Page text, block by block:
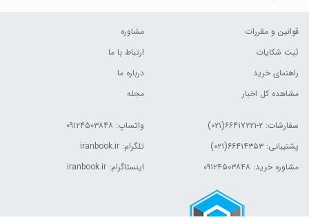
قوانین و مقررات
ثبت شکایات
راهنمای خرید
مشاهده کل اخبار
مشاوره
ارتباط با ما
درباره ما
مجله
سفارشات: ۲-۶۶۴۱۷۲۲۱(۰۲۱)
پشتیبانی: ۶۶۴۱۴۳۵۳(۰۲۱)
مشاوره خرید: ۰۹۱۲۴۵۰۳۸۴۸
واتساپ: ۰۹۱۲۴۵۰۳۸۴۸
تلگرام: iranbook.ir
اینستاگرام: iranbook.ir